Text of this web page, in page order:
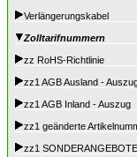
Verlängerungskabel
Zolltarifnummern
zz RoHS-Richtlinie
zz1 AGB Ausland -
zz1 AGB Inland - Auszug
zz1 geänderte
zz1 SONDERANGEBOTE